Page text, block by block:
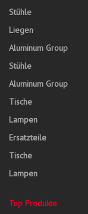
Stühle
Liegen
Aluminum Group
Stühle
Aluminum Group
Tische
Lampen
Ersatzteile
Tische
Lampen
Top Produkte